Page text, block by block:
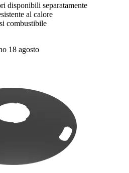
disponibili separatamente
al calore
combustibile
18 agosto